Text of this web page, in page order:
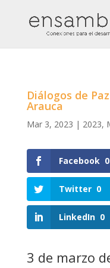
Diálogos de
Arauca
Mar 3, 2023 | 2023,
Facebook 0
Twitter 0
LinkedIn 0
3 de marzo